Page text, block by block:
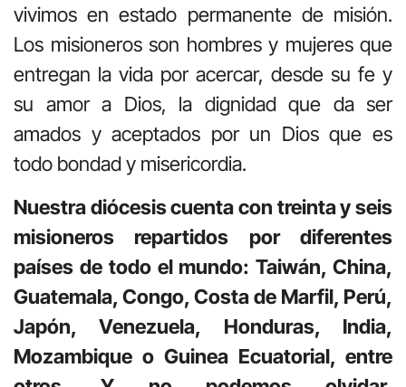
vivimos en estado permanente de misión.
Los misioneros son hombres y mujeres que
entregan la vida por acercar, desde su fe y
su amor a Dios, la dignidad que da ser
amados y aceptados por un Dios que es
todo bondad y misericordia.
Nuestra diócesis cuenta con treinta y seis
misioneros repartidos por diferentes
países de todo el mundo: Taiwán, China,
Guatemala, Congo, Costa de Marfil, Perú,
Japón, Venezuela, Honduras, India,
Mozambique o Guinea Ecuatorial, entre